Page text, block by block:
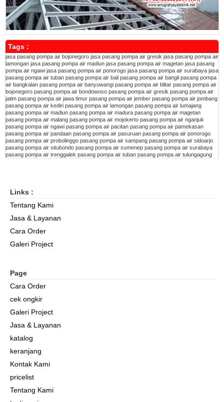
Tags :
jasa pasang pompa air bojonegoro jasa pasang pompa air gresik jasa pasang pompa air
lamongan jasa pasang pompa air madiun jasa pasang pompa air magetan jasa pasang
pompa air ngawi jasa pasang pompa air ponorogo jasa pasang pompa air surabaya jasa
pasang pompa air tuban pasang pompa air bali pasang pompa air bangil pasang pompa
air bangkalan pasang pompa air banyuwangi pasang pompa air blitar pasang pompa air
bojonegoro pasang pompa air bondowoso pasang pompa air gresik pasang pompa air
jatim pasang pompa air jawa timur pasang pompa air jember pasang pompa air jombang
pasang pompa air kediri pasang pompa air lamongan pasang pompa air lumajang
pasang pompa air madiun pasang pompa air madura pasang pompa air magetan
pasang pompa air malang pasang pompa air mojokerto pasang pompa air nganjuk
pasang pompa air ngawi pasang pompa air pacitan pasang pompa air pamekasan
pasang pompa air pandaan pasang pompa air pasuruan pasang pompa air ponorogo
pasang pompa air probolinggo pasang pompa air sampang pasang pompa air sidoarjo
pasang pompa air situbondo pasang pompa air sumenep pasang pompa air surabaya
pasang pompa air trenggalek pasang pompa air tuban pasang pompa air tulungagung
Links :
Tentang Kami
Jasa & Layanan
Cara Order
Galeri Project
Page
Cara Order
cek ongkir
Galeri Project
Jasa & Layanan
katalog
keranjang
Kontak Kami
pricelist
Tentang Kami